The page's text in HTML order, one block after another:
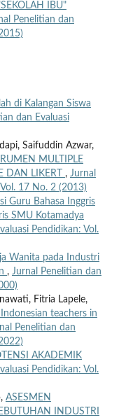
IBU"
Penelitian dan
di Kalangan Siswa
dan Evaluasi
Saifuddin Azwar,
MULTIPLE
DAN LIKERT , Jurnal
17 No. 2 (2013)
Guru Bahasa Inggris
SMU Kotamadya
Pendidikan: Vol.
Wanita pada Industri
, Jurnal Penelitian dan
Fitria Lapele,
teachers in
Penelitian dan
AKADEMIK
Pendidikan: Vol.
ASESMEN
INDUSTRI